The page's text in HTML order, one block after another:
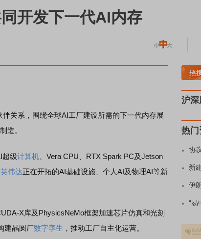
开发下一代AI内存
关系，围绕全球AI工厂建设所需的下一代内存展
造。
超级计算机 、Vera CPU、RTX Spark PC及Jetson
英伟达正在开拓的AI基础设施、个人AI及物理AI等新
X库及PhysicsNeMo框架加速芯片仿真和光刻
建晶圆厂数字孪生 ，推动工厂自主化运营。
A股估值分析
沪深
热门
协
新
伊
“易